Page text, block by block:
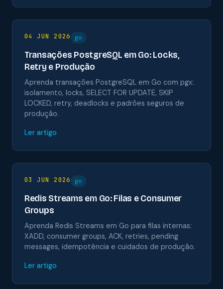
04 JUN 2026 go
Transações PostgreSQL em Go: Locks,
Retry e Produção
Aprenda transações PostgreSQL em Go com pgx:
isolamento, locks, SELECT FOR UPDATE, SKIP
LOCKED, retry, deadlocks e padrões seguros de
produção.
Ler artigo
03 JUN 2026 go
Redis Streams em Go: Filas e Consumer
Groups
Aprenda Redis Streams em Go para filas internas:
XADD, consumer groups, ACK, retries, pending
messages, idempotência e cuidados de produção.
Ler artigo